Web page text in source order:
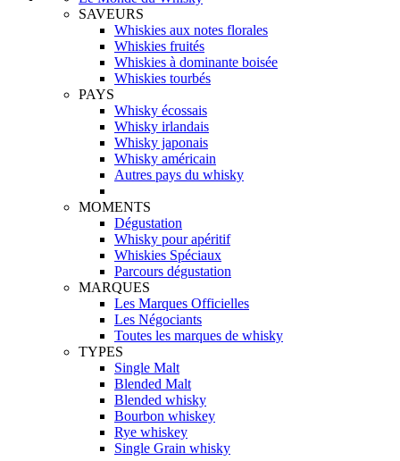
SAVEURS
Whiskies aux notes florales
Whiskies fruités
Whiskies à dominante boisée
Whiskies tourbés
PAYS
Whisky écossais
Whisky irlandais
Whisky japonais
Whisky américain
Autres pays du whisky
MOMENTS
Dégustation
Whisky pour apéritif
Whiskies Spéciaux
Parcours dégustation
MARQUES
Les Marques Officielles
Les Négociants
Toutes les marques de whisky
TYPES
Single Malt
Blended Malt
Blended whisky
Bourbon whiskey
Rye whiskey
Single Grain whisky